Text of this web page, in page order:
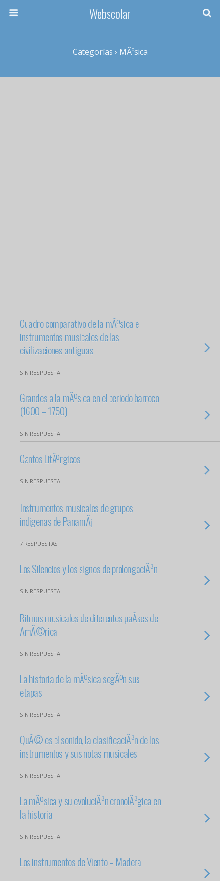
Webscolar
Categorías › MÃºsica
Cuadro comparativo de la mÃºsica e
instrumentos musicales de las
civilizaciones antiguas
SIN RESPUESTA
Grandes a la mÃºsica en el periodo barroco
(1600 – 1750)
SIN RESPUESTA
Cantos LitÃºrgicos
SIN RESPUESTA
Instrumentos musicales de grupos
indigenas de PanamÃ¡
7 RESPUESTAS
Los Silencios y los signos de prolongaciÃ³n
SIN RESPUESTA
Ritmos musicales de diferentes paÃ­ses de
AmÃ©rica
SIN RESPUESTA
La historia de la mÃºsica segÃºn sus
etapas
SIN RESPUESTA
QuÃ© es el sonido, la clasificaciÃ³n de los
instrumentos y sus notas musicales
SIN RESPUESTA
La mÃºsica y su evoluciÃ³n cronolÃ³gica en
la historia
SIN RESPUESTA
Los instrumentos de Viento – Madera